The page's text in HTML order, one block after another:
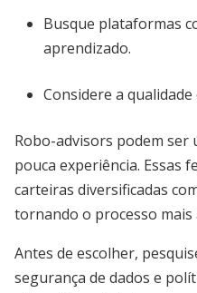
Busque plataformas
aprendizado.
Considere a
Robo-advisors podem ser
pouca experiência. Essas
carteiras diversificadas
tornando o processo mais
Antes de escolher,
segurança de dados e